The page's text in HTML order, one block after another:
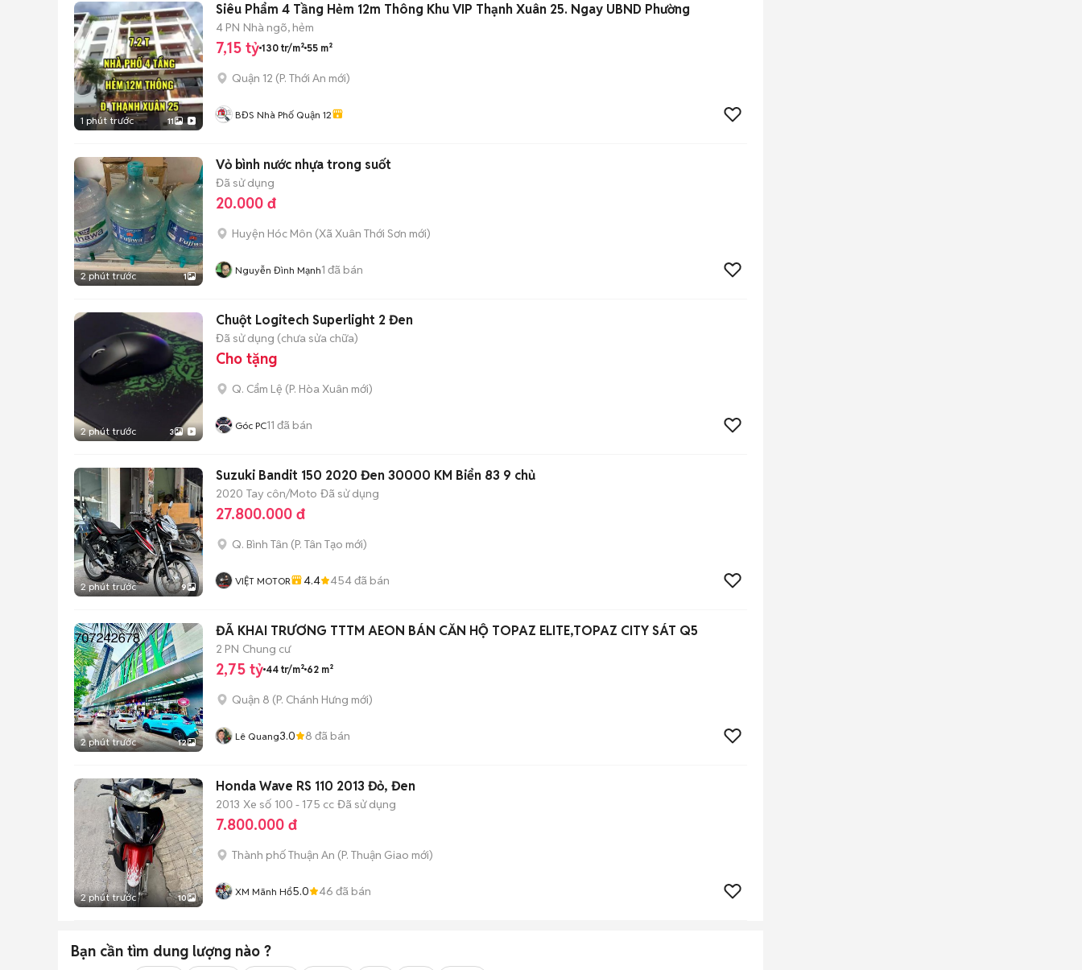
1 phút trước 11
Siêu Phẩm 4 Tầng Hẻm 12m Thông Khu VIP Thạnh Xuân 25. Ngay UBND Phường
4 PN Nhà ngõ, hẻm
7,15 tỷ 130 tr/m² 55 m²
Quận 12 (P. Thới An mới)
BĐS Nhà Phố Quận 12
2 phút trước 1
Vỏ bình nước nhựa trong suốt
Đã sử dụng
20.000 đ
Huyện Hóc Môn (Xã Xuân Thới Sơn mới)
Nguyễn Đình Mạnh1 đã bán
2 phút trước 3
Chuột Logitech Superlight 2 Đen
Đã sử dụng (chưa sửa chữa)
Cho tặng
Q. Cẩm Lệ (P. Hòa Xuân mới)
Góc PC11 đã bán
2 phút trước 9
Suzuki Bandit 150 2020 Đen 30000 KM Biển 83 9 chủ
2020 Tay côn/Moto Đã sử dụng
27.800.000 đ
Q. Bình Tân (P. Tân Tạo mới)
VIỆT MOTOR 4.4 454đã bán
2 phút trước 12
ĐÃ KHAI TRƯƠNG TTTM AEON BÁN CĂN HỘ TOPAZ ELITE,TOPAZ CITY SÁT Q5
2 PN Chung cư
2,75 tỷ 44 tr/m² 62 m²
Quận 8 (P. Chánh Hưng mới)
Lê Quang3.0 8 đã bán
2 phút trước 10
Honda Wave RS 110 2013 Đỏ, Đen
2013 Xe số 100 - 175 cc Đã sử dụng
7.800.000 đ
Thành phố Thuận An (P. Thuận Giao mới)
XM Mãnh Hổ5.0 46 đã bán
Bạn cần tìm dung lượng nào ?